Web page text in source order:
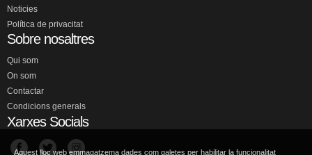
Noticies
Política de privacitat
Sobre nosaltres
Qui som
On som
Contactar
Condicions generals
Xarxes Socials
Aquest lloc web emmagatzema dades com galetes per habilitar la funcionalitat